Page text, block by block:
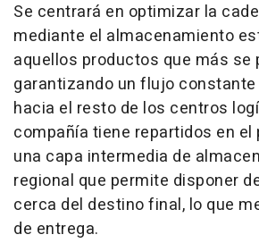
Se centrará en optimizar la
mediante el almacenamiento
aquellos productos que más se
garantizando un flujo
hacia el resto de los centros
compañía tiene repartidos en el
una capa intermedia de
regional que permite disponer
cerca del destino final, lo que
de entrega.